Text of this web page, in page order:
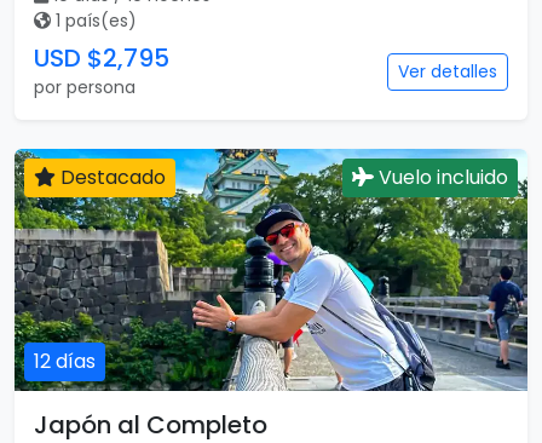
1 país(es)
USD $2,795
por persona
Ver detalles
12 días
Destacado Vuelo incluido
Japón al Completo